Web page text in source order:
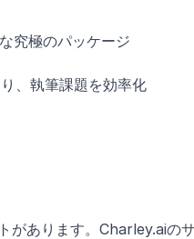
究極のパッケージ
、執筆課題を効率化
があります。Charley.aiのサ